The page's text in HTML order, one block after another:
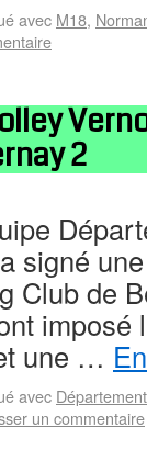
avec M18,
2
signé
Club de
une …
avec
un commentaire